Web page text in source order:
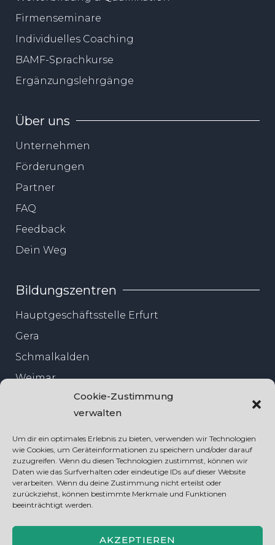
Cookie-Zustimmung
verwalten
Um dir ein optimales Erlebnis zu bieten, verwenden wir Technologien
wie Cookies, um Geräteinformationen zu speichern und/oder darauf
zuzugreifen. Wenn du diesen Technologien zustimmst, können wir
Daten wie das Surfverhalten oder eindeutige IDs auf dieser Website
verarbeiten. Wenn du deine Zustimmung nicht erteilst oder
zurückziehst, können bestimmte Merkmale und Funktionen
beeinträchtigt werden.
AKZEPTIEREN
Firmenseminare
Individuelles Coaching
BAMF-Sprachkurse
Ergänzungslehrgänge
Über uns
Unternehmen
Förderungen
Partner
FAQ
Feedback
Dein Weg
Bildungszentren
Hauptgeschäftsstelle Erfurt
Gera
Schmalkalden
Weimar